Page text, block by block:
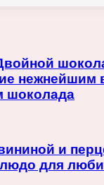
нежнейшим
шоколада
и
для